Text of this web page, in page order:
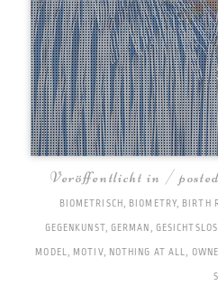
Veröffentlicht in /
BIOMETRISCH, BIOMETRY, BIRTH
GEGENKUNST, GERMAN ,
MODEL, MOTIV, NOTHING AT ALL,